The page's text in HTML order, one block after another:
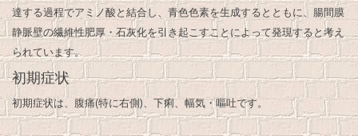
達する過程でアミノ酸と結合し、青色色素を生成するとともに、腸間膜
静脈壁の繊維性肥厚・石灰化を引き起こすことによって発現すると考え
られています。
初期症状
初期症状は、腹痛(特に右側)、下痢、幅気・嘔吐です。